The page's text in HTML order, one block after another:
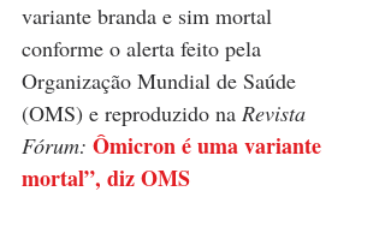
variante branda e sim mortal
conforme o alerta feito pela
Organização Mundial de Saúde
(OMS) e reproduzido na Revista
Fórum: Ômicron é uma variante
mortal”, diz OMS